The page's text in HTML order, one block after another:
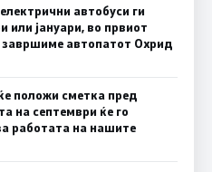
автобуси ги
или јануари, во првиот
завршиме автопатот Охрид
положи сметка пред
на септември ќе го
работата на нашите